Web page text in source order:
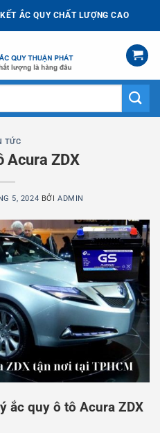
ẮC QUY CHẤT LƯỢNG CAO
TỨC
Acura ZDX
5, 2024 BỞI ADMIN
ắc quy ô tô Acura ZDX